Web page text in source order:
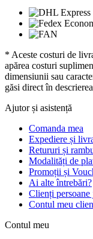
* Aceste costuri de
apărea costuri
dimensiunii sau
găsi direct în
Ajutor și asistență
Comanda mea
Expediere și
Retururi și
Modalități de
Promoții și
Ai alte întrebări?
Clienți
Contul meu
Contul meu